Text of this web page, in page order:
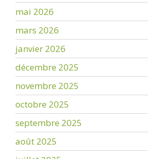
mai 2026
mars 2026
janvier 2026
décembre 2025
novembre 2025
octobre 2025
septembre 2025
août 2025